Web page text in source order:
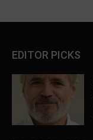
EDITOR PICKS